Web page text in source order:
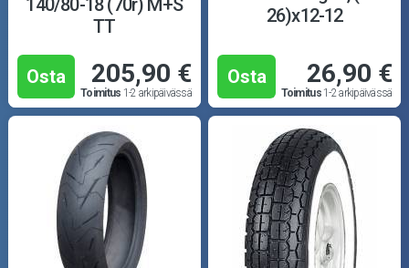
140/80-18 (70r) M+S
TT
Osta 205,90 €
Toimitus 1-2 arkipäivässä
26)x12-12
Osta 26,90 €
Toimitus1-2 arkipäivässä